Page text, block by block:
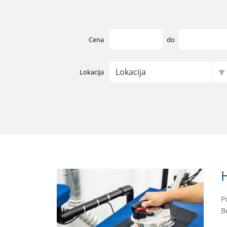
Cena do
Lokacija